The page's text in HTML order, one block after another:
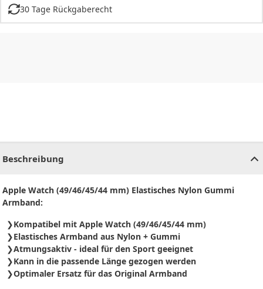
30 Tage Rückgaberecht
Beschreibung
Apple Watch (49/46/45/44 mm) Elastisches Nylon Gummi
Armband:
Kompatibel mit Apple Watch (49/46/45/44 mm)
Elastisches Armband aus Nylon + Gummi
Atmungsaktiv - ideal für den Sport geeignet
Kann in die passende Länge gezogen werden
Optimaler Ersatz für das Original Armband